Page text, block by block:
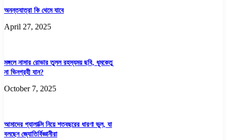
অনন্তযাত্রা কি থেমে যাবে
April 27, 2025
মঙ্গলে নাসার রোভার তুলল রহস্যময় ছবি, ধূমকেতু
না ভিনগ্রহী যান?
October 7, 2025
আমাদের গ্যালাক্সি নিয়ে শতবছরের ধারণা ভুল, যা
বলছেন জ্যোতির্বিজ্ঞানীরা